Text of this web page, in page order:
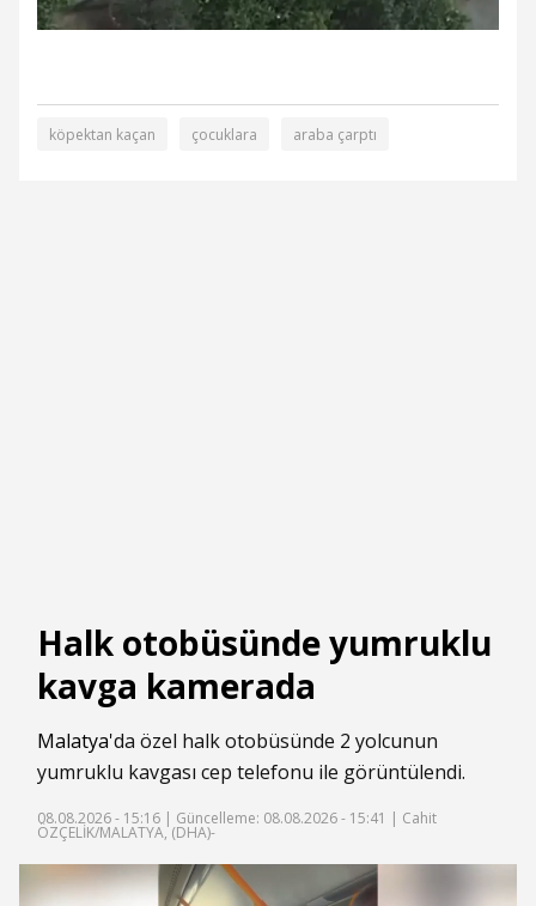
köpektan kaçan çocuklara araba çarptı
Halk otobüsünde yumruklu
kavga kamerada
Malatya'da özel halk otobüsünde 2 yolcunun
yumruklu kavgası cep telefonu ile görüntülendi.
08.08.2026 - 15:16 | Güncelleme: 08.08.2026 - 15:41 | Cahit
ÖZÇELİK/MALATYA, (DHA)-